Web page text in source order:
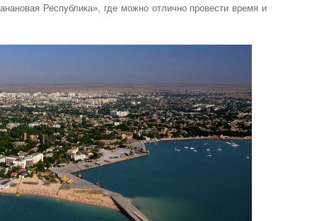
Республика», где можно отлично провести время и